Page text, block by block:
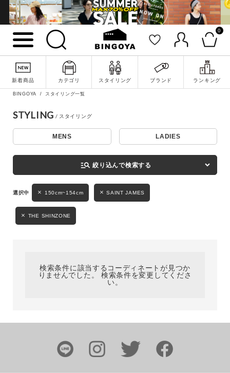
0
新着商品 カテゴリ スタイリング ブランド ランキング
詳細検索
キーワード
性別
MENS LADIES
ブランド
BINGOYA スタイリング一覧
STYLING
MENS LADIES
manage_search 絞り込んで検索する
150cm~154cm SAINT JAMES
THE SHINZONE
検索条件に該当するコーディネートが見つか
りませんでした。 検索条件を変更してくださ
い。